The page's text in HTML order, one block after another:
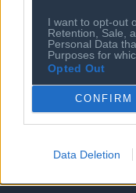
I want to opt-out
Retention, Sale,
Personal Data
Purposes for
Opted Out
CONFIRM
Data Deletion
Ποιος είναι ο ΣΕΠΕ
Καταστατικό
Κώδικας Δεοντολογίας
Ιστορικό